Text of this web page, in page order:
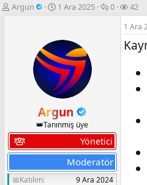
K
a
Argun
B
l
a
n
g
ı
ç
a
r
h
1 Ara 2025
💬
0
👁️‍🗨️
G
ö
r
ü
m
42
Argun
👑Tanınmış üye
Yönetici
Moderatör
📅Katılım
9 Ara 2024
1 Ara